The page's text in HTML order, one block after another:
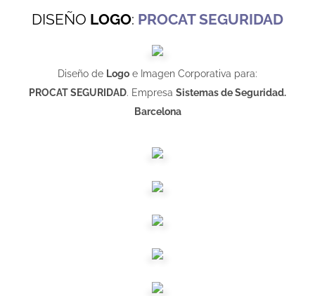
DISEÑO LOGO: PROCAT SEGURIDAD
Diseño de Logo e Imagen Corporativa para:
PROCAT SEGURIDAD. Empresa Sistemas de Seguridad.
Barcelona